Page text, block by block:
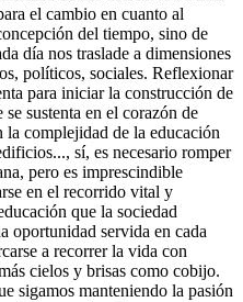
el cambio en cuanto al
del tiempo, sino de
día nos traslade a dimensiones
políticos, sociales. Reflexionar
para iniciar la construcción de
sustenta en el corazón de
la complejidad de la educación
sí, es necesario romper
pero es imprescindible
en el recorrido vital y
que la sociedad
oportunidad servida en cada
a recorrer la vida con
cielos y brisas como cobijo.
sigamos manteniendo la pasión